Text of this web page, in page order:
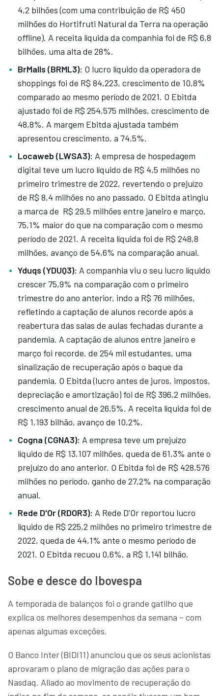
4,2 bilhões (com uma contribuição de R$ 450
milhões do Hortifruti Natural da Terra na operação
offline). A receita líquida da companhia foi de R$ 6,8
bilhões, uma alta de 28%.
BrMalls (BRML3): O lucro líquido da operadora de
shoppings foi de R$ 84,223, crescimento de 10,8%
comparado ao mesmo período de 2021. O Ebitda
ajustado foi de R$ 254,575 milhões, crescimento de
48,8%. A margem Ebitda ajustada também
apresentou crescimento, a 74,5%.
Locaweb (LWSA3): A empresa de hospedagem
digital teve um lucro líquido de R$ 4,5 milhões no
primeiro trimestre de 2022, revertendo o prejuízo
de R$ 8,4 milhões no ano passado. O Ebitda atingiu
a marca de R$ 29,5 milhões entre janeiro e março,
75,1% maior do que na comparação com o mesmo
período de 2021. A receita líquida foi de R$ 248,8
milhões, avanço de 54,6% na comparação anual.
Yduqs (YDUQ3): A companhia viu o seu lucro líquido
crescer 75,9% na comparação com o primeiro
trimestre do ano anterior, indo a R$ 76 milhões,
refletindo a captação de alunos recorde após a
reabertura das salas de aulas fechadas durante a
pandemia. A captação de alunos entre janeiro e
março foi recorde, de 254 mil estudantes, uma
sinalização de recuperação após o baque da
pandemia. O Ebitda (lucro antes de juros, impostos,
depreciação e amortização) foi de R$ 396,2 milhões,
crescimento anual de 26,5%. A receita líquida foi de
R$ 1,193 bilhão, avanço de 10,2%.
Cogna (CGNA3): A empresa teve um prejuízo
líquido de R$ 13,107 milhões, queda de 61,3% ante o
prejuízo do ano anterior. O Ebitda foi de R$ 428,576
milhões no período, ganho de 27,2% na comparação
anual.
Rede D'Or (RDOR3): A Rede D'Or reportou lucro
líquido de R$ 225,2 milhões no primeiro trimestre de
2022, queda de 44,1% ante o mesmo período de
2021. O Ebitda recuou 0,6%, a R$ 1,141 bilhão.
Sobe e desce do Ibovespa
A temporada de balanços foi o grande gatilho que
explica os melhores desempenhos da semana – com
apenas algumas exceções.
O Banco Inter (BIDI11) anunciou que os seus acionistas
aprovaram o plano de migração das ações para o
Nasdaq. Aliado ao movimento de recuperação do